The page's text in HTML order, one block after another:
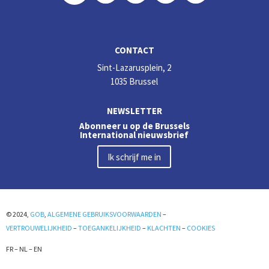
CONTACT
Sint-Lazarusplein, 2
1035 Brussel
NEWSLETTER
Abonneer u op de Brussels
International nieuwsbrief
Ik schrijf me in
© 2024, GOB ALGEMENE GEBRUIKSVOORWAARDEN –
VERTROUWELIJKHEID –TOEGANKELIJKHEID – KLACHTEN – COOKIES
FR– NL – EN